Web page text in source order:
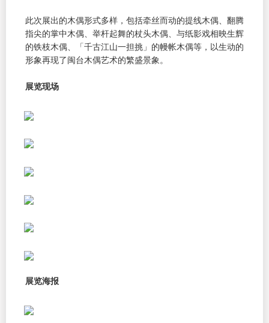
此次展出的木偶形式多样，包括牵丝而动的提线木偶、翻腾
指尖的掌中木偶、举杆起舞的杖头木偶、与纸影戏相映生辉
的铁枝木偶、「千古江山一担挑」的幔帐木偶等，以生动的
形象再现了闽台木偶艺术的繁盛景象。
展览现场
展览海报